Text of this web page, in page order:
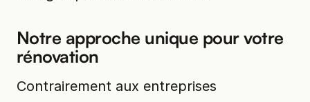
Notre approche unique pour votre
rénovation
Contrairement aux entreprises